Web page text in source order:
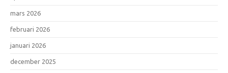
mars 2026
februari 2026
januari 2026
december 2025